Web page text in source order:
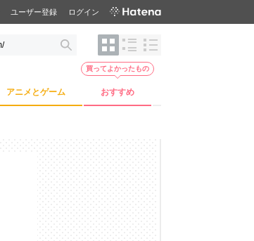
ユーザー登録 ログイン
アニメとゲーム おすすめ
買ってよかったもの